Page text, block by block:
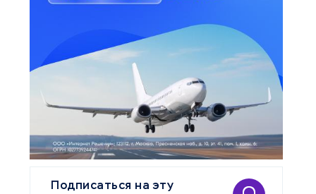
Подписаться на эту